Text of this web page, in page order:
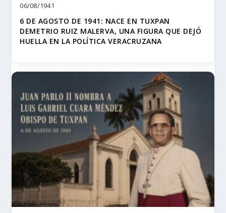
06/08/1941
6 DE AGOSTO DE 1941: NACE EN TUXPAN
DEMETRIO RUIZ MALERVA, UNA FIGURA QUE DEJÓ
HUELLA EN LA POLÍTICA VERACRUZANA